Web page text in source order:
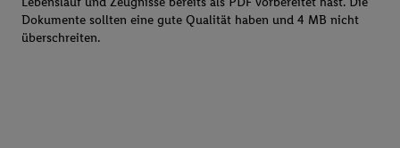
Dokumente sollten eine gute Qualität haben und 4 MB nicht
überschreiten.